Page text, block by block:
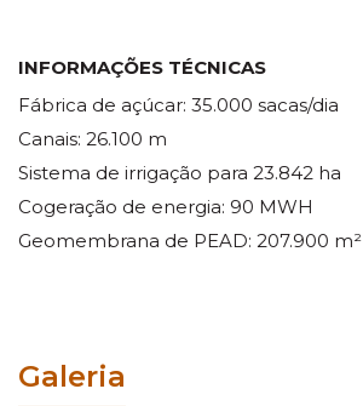
INFORMAÇÕES TÉCNICAS
Fábrica de açúcar: 35.000 sacas/dia
Canais: 26.100 m
Sistema de irrigação para 23.842 ha
Cogeração de energia: 90 MWH
Geomembrana de PEAD: 207.900 m²
Galeria